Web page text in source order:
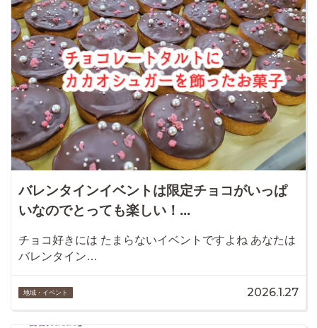
バレンタインイベントは限定チョコがいっぱ
いなのでとっても楽しい！...
チョコ好きには たまらないイベントですよね あなたは
バレンタイン…
地域・イベント 2026.1.27